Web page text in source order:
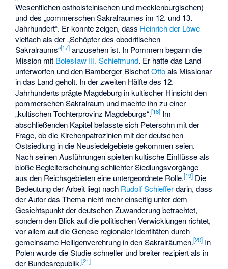
Wesentlichen ostholsteinischen und mecklenburgischen)
und des „pommerschen Sakralraumes im 12. und 13.
Jahrhundert“. Er konnte zeigen, dass Heinrich der Löwe
vielfach als der „Schöpfer des obodritischen
Sakralraums“[17] anzusehen ist. In Pommern begann die
Mission mit Bolesław III. Schiefmund. Er hatte das Land
unterworfen und den Bamberger BischofOttoals Missionar
in das Land geholt. In der zweiten Hälfte des 12.
Jahrhunderts prägte Magdeburg in kultischer Hinsicht den
pommerschen Sakralraum und machte ihn zu einer
„kultischen Tochterprovinz Magdeburgs“.[18] Im
abschließenden Kapitel befasste sich Petersohn mit der
Frage, ob die Kirchenpatrozinien mit der deutschen
Ostsiedlung in die Neusiedelgebiete gekommen seien.
Nach seinen Ausführungen spielten kultische Einflüsse als
bloße Begleiterscheinung schlichter Siedlungsvorgänge
aus den Reichsgebieten eine untergeordnete Rolle.[19] Die
Bedeutung der Arbeit liegt nach Rudolf Schiefferdarin, dass
der Autor das Thema nicht mehr einseitig unter dem
Gesichtspunkt der deutschen Zuwanderung betrachtet,
sondern den Blick auf die politischen Verwicklungen richtet,
vor allem auf die Genese regionaler Identitäten durch
gemeinsame Heiligenverehrung in den Sakralräumen.[20] In
Polen wurde die Studie schneller und breiter rezipiert als in
der Bundesrepublik.[21]